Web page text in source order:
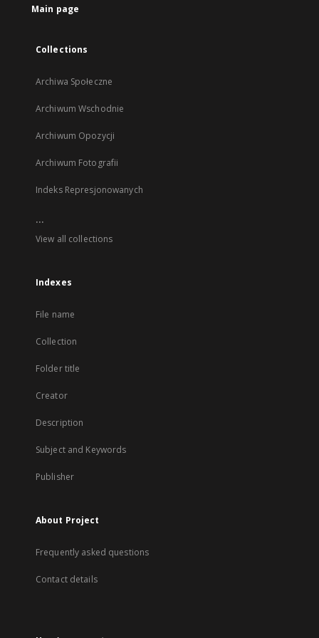
Main page
Collections
Archiwa Społeczne
Archiwum Wschodnie
Archiwum Opozycji
Archiwum Fotografii
Indeks Represjonowanych
...
View all collections
Indexes
File name
Collection
Folder title
Creator
Description
Subject and Keywords
Publisher
About Project
Frequently asked questions
Contact details